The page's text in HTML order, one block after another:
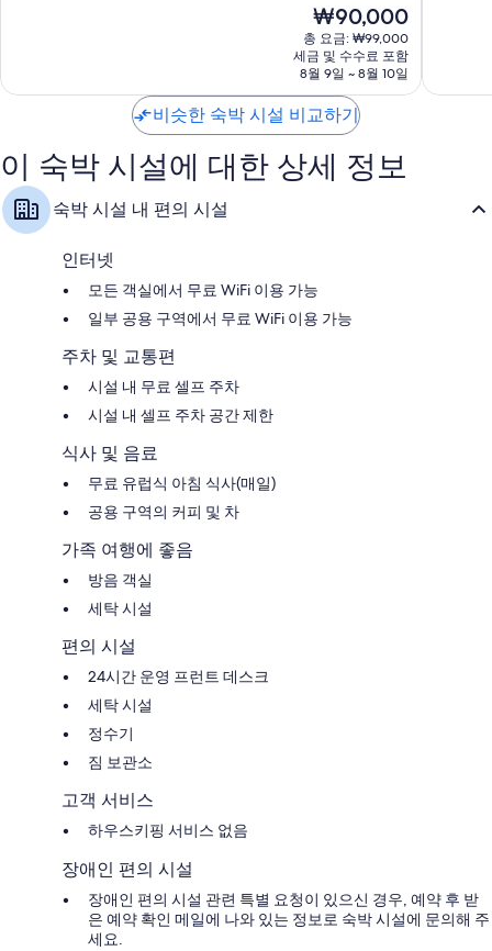
우
해
요,
이
용
후
현
재
요
금
₩90,000
₩90,000
총 요금: ₩99,000
세금 및 수수료 포함
8월 9일 ~ 8월 10일
원
우
비슷한 숙박 시설 비교하기
이 숙박 시설에 대한 상세 정보
숙박 시설 내 편의 시설
인터넷
모든 객실에서 무료 WiFi 이용 가능
일부 공용 구역에서 무료 WiFi 이용 가능
주차 및 교통편
시설 내 무료 셀프 주차
시설 내 셀프 주차 공간 제한
식사 및 음료
무료 유럽식 아침 식사(매일)
공용 구역의 커피 및 차
가족 여행에 좋음
방음 객실
세탁 시설
편의 시설
24시간 운영 프런트 데스크
세탁 시설
정수기
짐 보관소
고객 서비스
하우스키핑 서비스 없음
장애인 편의 시설
장애인 편의 시설 관련 특별 요청이 있으신 경우, 예약 후 받
은 예약 확인 메일에 나와 있는 정보로 숙박 시설에 문의해 주
세요.